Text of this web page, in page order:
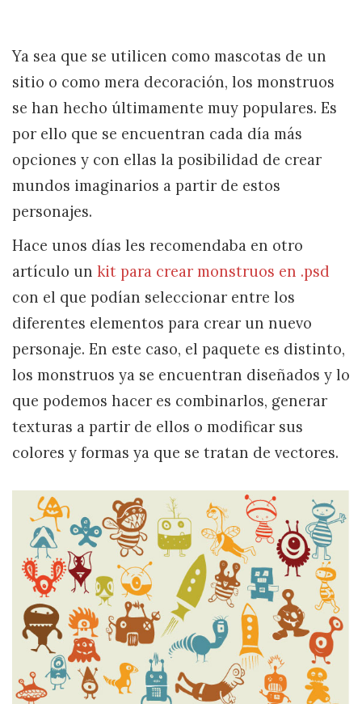
Ya sea que se utilicen como mascotas de un
sitio o como mera decoración, los monstruos
se han hecho últimamente muy populares. Es
por ello que se encuentran cada día más
opciones y con ellas la posibilidad de crear
mundos imaginarios a partir de estos
personajes.
Hace unos días les recomendaba en otro
artículo un kit para crear monstruos en .psd
con el que podían seleccionar entre los
diferentes elementos para crear un nuevo
personaje. En este caso, el paquete es distinto,
los monstruos ya se encuentran diseñados y lo
que podemos hacer es combinarlos, generar
texturas a partir de ellos o modificar sus
colores y formas ya que se tratan de vectores.